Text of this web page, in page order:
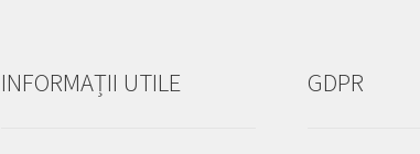
INFORMAȚII UTILE GDPR